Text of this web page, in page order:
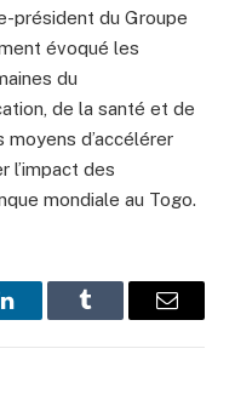
président du Groupe
évoqué les
du
de la santé et de
d’accélérer
l’impact des
mondiale au Togo.
LinkedInTumblr Email